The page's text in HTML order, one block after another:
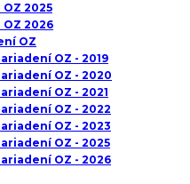
2025
2026
OZ
OZ - 2019
OZ - 2020
OZ - 2021
OZ - 2022
OZ - 2023
OZ - 2025
OZ - 2026